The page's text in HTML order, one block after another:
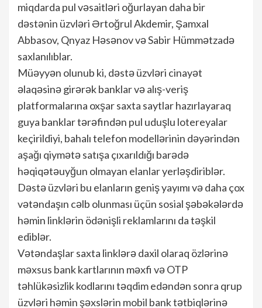
miqdarda pul vəsaitləri oğurlayan daha bir
dəstənin üzvləri Ərtoğrul Akdemir, Şamxal
Abbasov, Qnyaz Həsənov və Sabir Hümmətzadə
saxlanılıblar.
Müəyyən olunub ki, dəstə üzvləri cinayət
əlaqəsinə girərək banklar və alış-veriş
platformalarına oxşar saxta saytlar hazırlayaraq
guya banklar tərəfindən pul uduşlu lotereyalar
keçirildiyi, bahalı telefon modellərinin dəyərindən
aşağı qiymətə satışa çıxarıldığı barədə
həqiqətəuyğun olmayan elanlar yerləşdiriblər.
Dəstə üzvləri bu elanların geniş yayımı və daha çox
vətəndaşın cəlb olunması üçün sosial şəbəkələrdə
həmin linklərin ödənişli reklamlarını da təşkil
ediblər.
Vətəndaşlar saxta linklərə daxil olaraq özlərinə
məxsus bank kartlarının məxfi və OTP
təhlükəsizlik kodlarını təqdim edəndən sonra qrup
üzvləri həmin şəxslərin mobil bank tətbiqlərinə